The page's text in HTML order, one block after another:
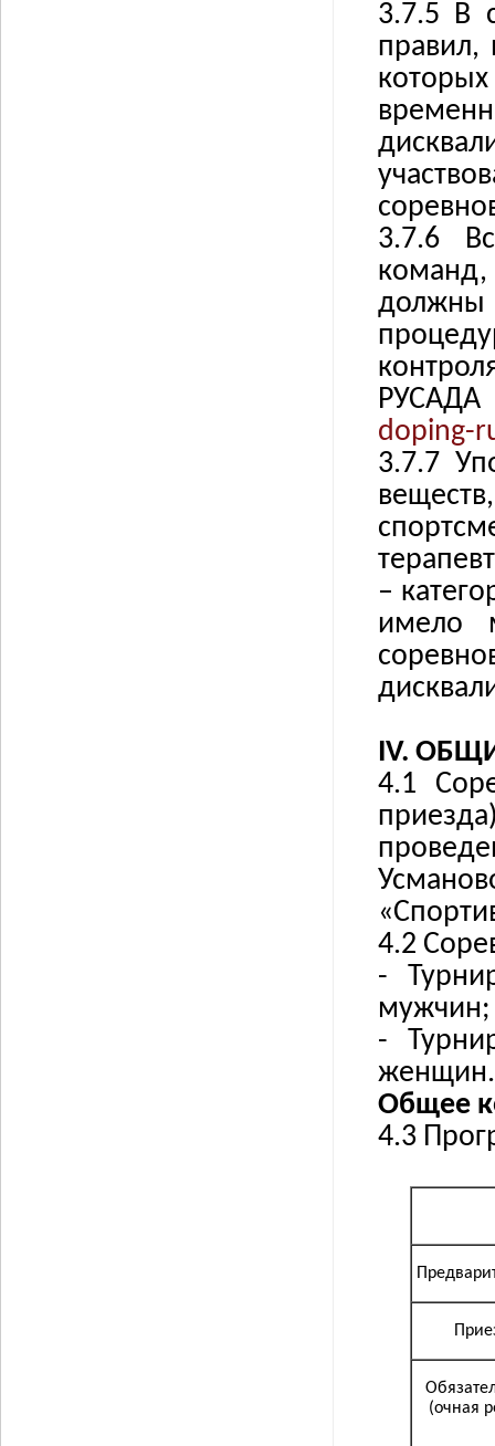
3.7.5 В
правил,
3.7.6
должны
doping-
3.7.7
–
имело
IV.
4.1
4.2
-
мужчин;
-
женщин.
Общее
4.3
(очная